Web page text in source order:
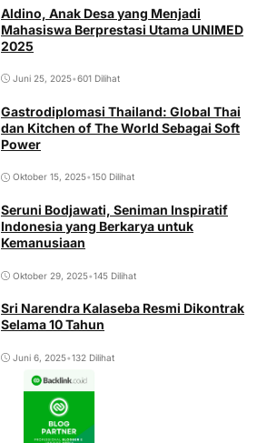
Aldino, Anak Desa yang Menjadi
Mahasiswa Berprestasi Utama UNIMED
2025
Juni 25, 2025•601 Dilihat
Gastrodiplomasi Thailand: Global Thai
dan Kitchen of The World Sebagai Soft
Power
Oktober 15, 2025•150 Dilihat
Seruni Bodjawati, Seniman Inspiratif
Indonesia yang Berkarya untuk
Kemanusiaan
Oktober 29, 2025•145 Dilihat
Sri Narendra Kalaseba Resmi Dikontrak
Selama 10 Tahun
Juni 6, 2025•132 Dilihat